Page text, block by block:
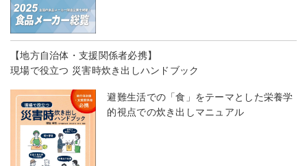
【地方自治体・支援関係者必携】
現場で役立つ 災害時炊き出しハンドブック
避難生活での「食」をテーマとした栄養学
的視点での炊き出しマニュアル